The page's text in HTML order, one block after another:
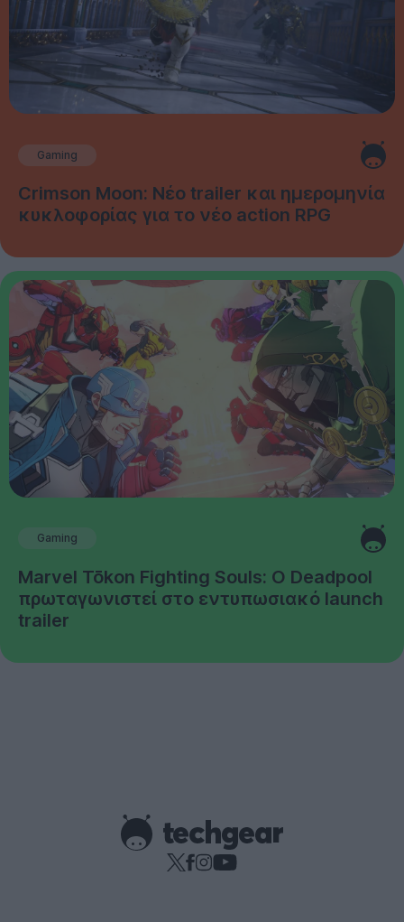
Gaming
Crimson Moon: Νέο trailer και ημερομηνία
κυκλοφορίας για το νέο action RPG
Gaming
Marvel Tōkon Fighting Souls: Ο Deadpool
πρωταγωνιστεί στο εντυπωσιακό launch
trailer